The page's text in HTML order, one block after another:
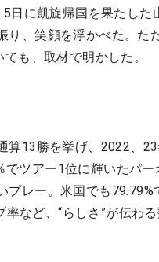
日に凱旋帰国を果たした
り、笑顔を浮かべた。た
も、取材で明かした。
算13勝を挙げ、2022、
ツアー1位に輝いたパー
プレー。米国でも79.79%
など、“らしさ”が伝わ